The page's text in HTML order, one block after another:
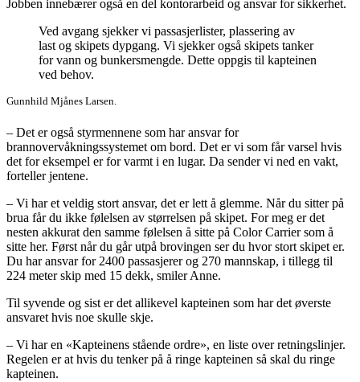
Jobben innebærer også en del kontorarbeid og ansvar for sikkerhet.
Ved avgang sjekker vi passasjerlister, plassering av
last og skipets dypgang. Vi sjekker også skipets tanker
for vann og bunkersmengde. Dette oppgis til kapteinen
ved behov.
Gunnhild Mjånes Larsen.
– Det er også styrmennene som har ansvar for
brannovervåkningssystemet om bord. Det er vi som får varsel hvis
det for eksempel er for varmt i en lugar. Da sender vi ned en vakt,
forteller jentene.
– Vi har et veldig stort ansvar, det er lett å glemme. Når du sitter på
brua får du ikke følelsen av størrelsen på skipet. For meg er det
nesten akkurat den samme følelsen å sitte på Color Carrier som å
sitte her. Først når du går utpå brovingen ser du hvor stort skipet er.
Du har ansvar for 2400 passasjerer og 270 mannskap, i tillegg til
224 meter skip med 15 dekk, smiler Anne.
Til syvende og sist er det allikevel kapteinen som har det øverste
ansvaret hvis noe skulle skje.
– Vi har en «Kapteinens stående ordre», en liste over retningslinjer.
Regelen er at hvis du tenker på å ringe kapteinen så skal du ringe
kapteinen.